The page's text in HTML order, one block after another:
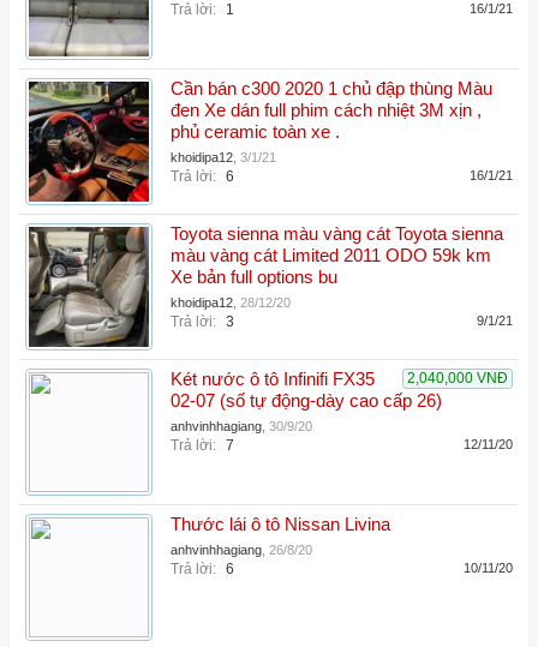
Trả lời: 1 16/1/21
Cần bán c300 2020 1 chủ đập thùng Màu
đen Xe dán full phim cách nhiệt 3M xịn ,
phủ ceramic toàn xe .
khoidipa12 3/1/21
Trả lời: 6 16/1/21
Toyota sienna màu vàng cát Toyota sienna
màu vàng cát Limited 2011 ODO 59k km
Xe bản full options bu
khoidipa12 28/12/20
Trả lời: 3 9/1/21
2,040,000 VNĐ
Két nước ô tô Infinifi FX35
02-07 (số tự động-dày cao cấp 26)
anhvinhhagiang 30/9/20
Trả lời: 7 12/11/20
Thước lái ô tô Nissan Livina
anhvinhhagiang 26/8/20
Trả lời: 6 10/11/20